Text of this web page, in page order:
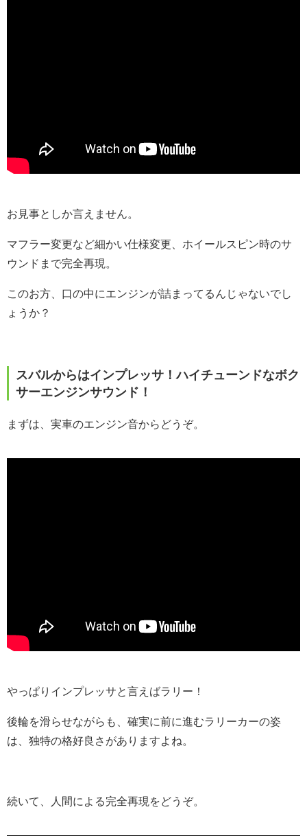
お見事としか言えません。
マフラー変更など細かい仕様変更、ホイールスピン時のサ
ウンドまで完全再現。
このお方、口の中にエンジンが詰まってるんじゃないでし
ょうか？
スバルからはインプレッサ！ハイチューンドなボク
サーエンジンサウンド！
まずは、実車のエンジン音からどうぞ。
やっぱりインプレッサと言えばラリー！
後輪を滑らせながらも、確実に前に進むラリーカーの姿
は、独特の格好良さがありますよね。
続いて、人間による完全再現をどうぞ。